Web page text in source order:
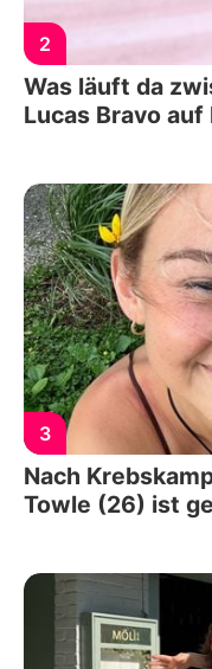
2
Was läuft da
Lucas Bravo auf
3
Nach
Towle (26) ist